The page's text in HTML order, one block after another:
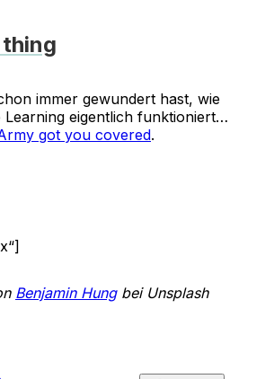
thing
immer gewundert hast, wie
Learning eigentlich funktioniert…
got you covered.
Benjamin Hungbei Unsplash